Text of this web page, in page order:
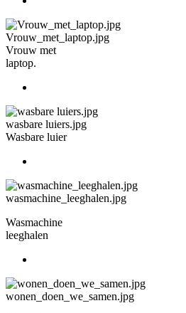
Vrouw_met_laptop.jpg
Vrouw met
laptop.
wasbare luiers.jpg
Wasbare luier
wasmachine_leeghalen.jpg
Wasmachine
leeghalen
wonen_doen_we_samen.jpg